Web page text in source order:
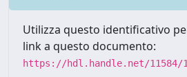
Utilizza questo identificativo
link a questo documento:
https://hdl.handle.net/11584/